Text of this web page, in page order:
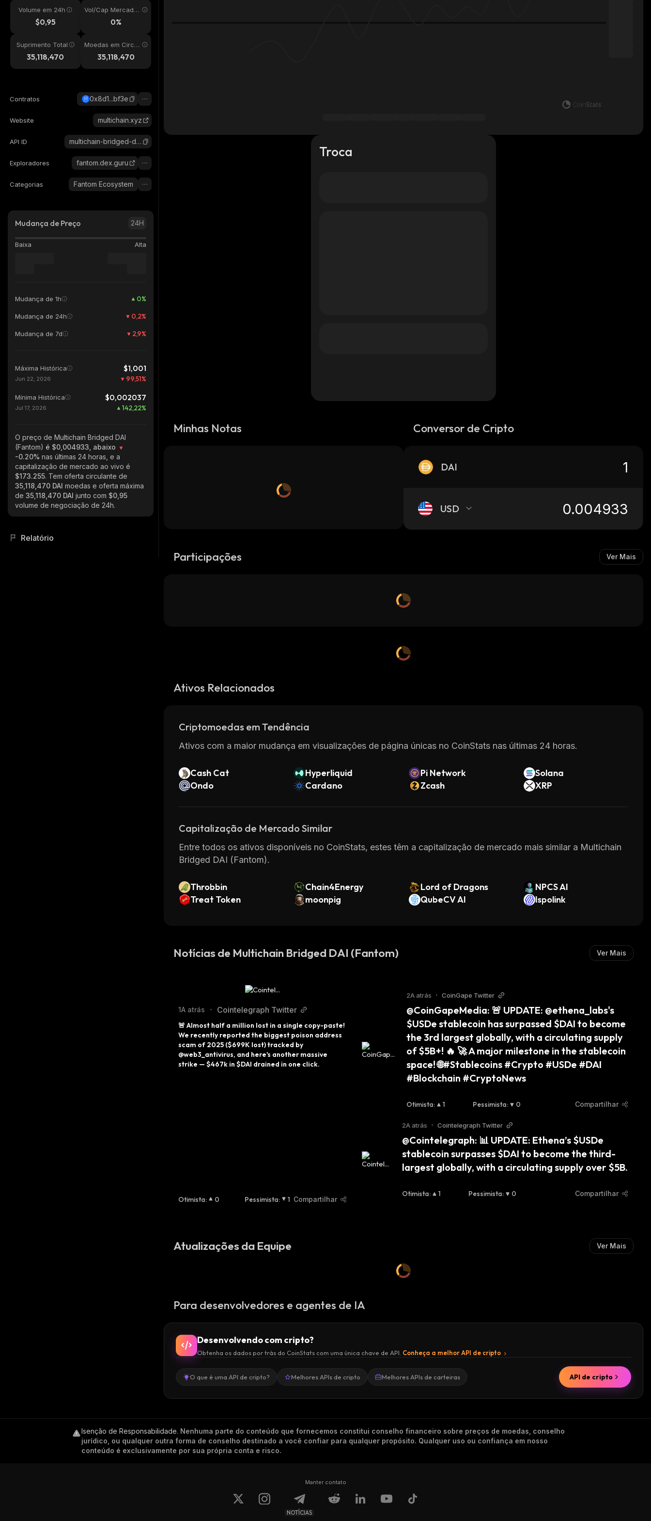
Volume em 24h
$0,95
Vol/Cap Mercado
0%
Suprimento Total
35,118,470
Moedas em Circul
ação35,118,470
Contratos 0x8d1...bf3e
Website multichain.xyz
API ID multichain-bridged-dai-fantom
Exploradores fantom.dex.guru
Categorias Fantom Ecosystem
Mudança de Preço 24H
Baixa Alta
Mudança de 1h 0%
Mudança de 24h 0,2%
Mudança de 7d 2,9%
Máxima Histórica $1,001
Jun 22, 2026 99,51%
Mínima Histórica $0,002037
Jul 17, 2026 142,22%
O preço de Multichain Bridged DAI
(Fantom) é $0,004933, abaixo
-0.20% nas últimas 24 horas, e a
capitalização de mercado ao vivo é
$173.255. Tem oferta circulante de
35,118,470 DAI moedas e oferta máxima
de 35,118,470 DAI junto com $0,95
volume de negociação de 24h.
Relatório
Troca
Minhas Notas Conversor de Cripto
DAI
USD
Participações Ver Mais
Ativos Relacionados
Criptomoedas em Tendência
Ativos com a maior mudança em visualizações de página únicas no CoinStats nas últimas 24 horas.
Cash Cat Hyperliquid Pi Network
Solana
Ondo
Cardano Zcash XRP
Capitalização de Mercado Similar
Entre todos os ativos disponíveis no CoinStats, estes têm a capitalização de mercado mais similar a Multichain
Bridged DAI (Fantom).
Throbbin Chain4Energy Lord of Dragons
NPCS AI
Treat Token
moonpig QubeCV AI Ispolink
Notícias de Multichain Bridged DAI (Fantom) Ver Mais
1A atrás • Cointelegraph Twitter
🚨 Almost half a million lost in a single copy-paste!
We recently reported the biggest poison address
scam of 2025 ($699K lost) tracked by
@web3_antivirus, and here's another massive
strike — $467k in $DAI drained in one click.
Otimista: 0 Pessimista: 1 Compartilhar
2A atrás • CoinGape Twitter
@CoinGapeMedia: 🚨 UPDATE: @ethena_labs's
$USDe stablecoin has surpassed $DAI to become
the 3rd largest globally, with a circulating supply
of $5B+! 🔥 🚀 A major milestone in the stablecoin
space! 🌐#Stablecoins #Crypto #USDe #DAI
#Blockchain #CryptoNews
Otimista: 1 Pessimista: 0 Compartilhar
2A atrás • Cointelegraph Twitter
@Cointelegraph: 📊 UPDATE: Ethena’s $USDe
stablecoin surpasses $DAI to become the third-
largest globally, with a circulating supply over $5B.
Otimista: 1 Pessimista: 0 Compartilhar
Atualizações da Equipe Ver Mais
Para desenvolvedores e agentes de IA
Desenvolvendo com cripto?
Obtenha os dados por trás do CoinStats com uma única chave de API. Conheça a melhor API de cripto
O que é uma API de cripto? Melhores APIs de cripto Melhores APIs de carteiras API de cripto
Isenção de Responsabilidade. Nenhuma parte do conteúdo que fornecemos constitui conselho financeiro sobre preços de moedas, conselho
jurídico, ou qualquer outra forma de conselho destinado a você confiar para qualquer propósito. Qualquer uso ou confiança em nosso
conteúdo é exclusivamente por sua própria conta e risco.
Manter contato
NOTÍCIAS